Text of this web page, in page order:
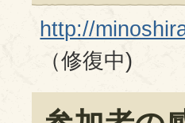
http://
（修復中)